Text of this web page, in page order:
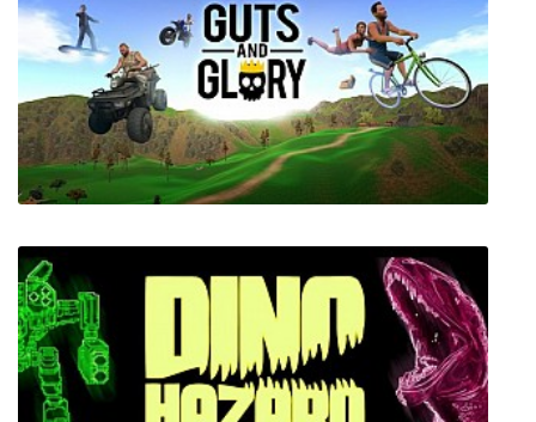
The Battle of Polytopia
Guts and Glory